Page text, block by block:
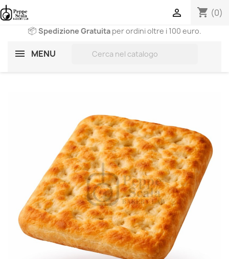
shopping_cart (0)

📦 Spedizione Gratuita per ordini oltre i 100 euro.
MENU